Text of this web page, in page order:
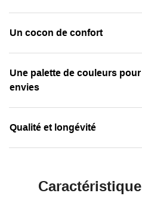
Un cocon de confort
Une palette de couleurs
envies
Qualité et longévité